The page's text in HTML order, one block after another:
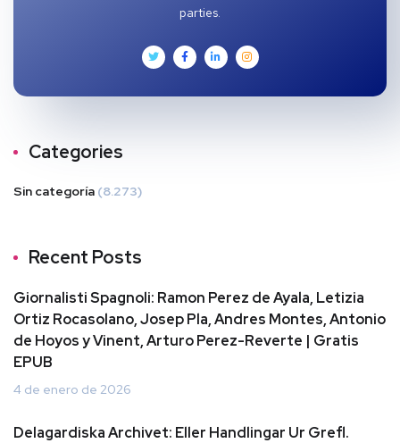
parties.
Categories
Sin categoría (8.273)
Recent Posts
Giornalisti Spagnoli: Ramon Perez de Ayala, Letizia
Ortiz Rocasolano, Josep Pla, Andres Montes, Antonio
de Hoyos y Vinent, Arturo Perez-Reverte | Gratis
EPUB
4 de enero de 2026
Delagardiska Archivet: Eller Handlingar Ur Grefl.